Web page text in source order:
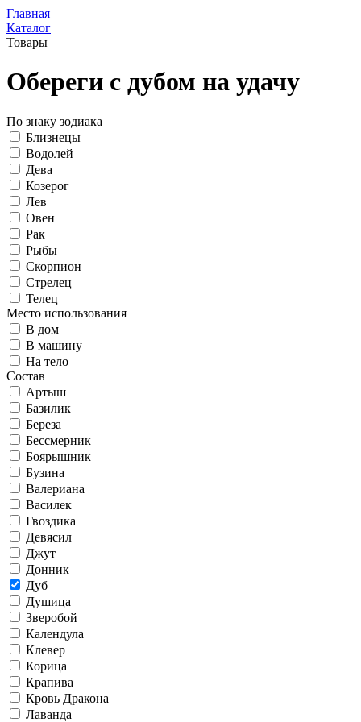
Главная
Каталог
Товары
Обереги с дубом на удачу
По знаку зодиака
Близнецы
Водолей
Дева
Козерог
Лев
Овен
Рак
Рыбы
Скорпион
Стрелец
Телец
Место использования
В дом
В машину
На тело
Состав
Артыш
Базилик
Береза
Бессмерник
Боярышник
Бузина
Валериана
Василек
Гвоздика
Девясил
Джут
Донник
Дуб
Душица
Зверобой
Календула
Клевер
Корица
Крапива
Кровь Дракона
Лаванда